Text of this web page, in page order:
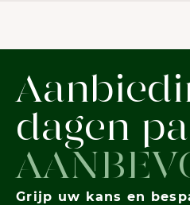
dagen
Grijp uw kans en